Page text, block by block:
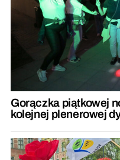
Gorączka piątkowej
kolejnej plenerowej